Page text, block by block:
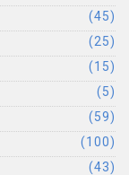
(45)
(25)
(15)
(5)
(59)
(100)
(43)